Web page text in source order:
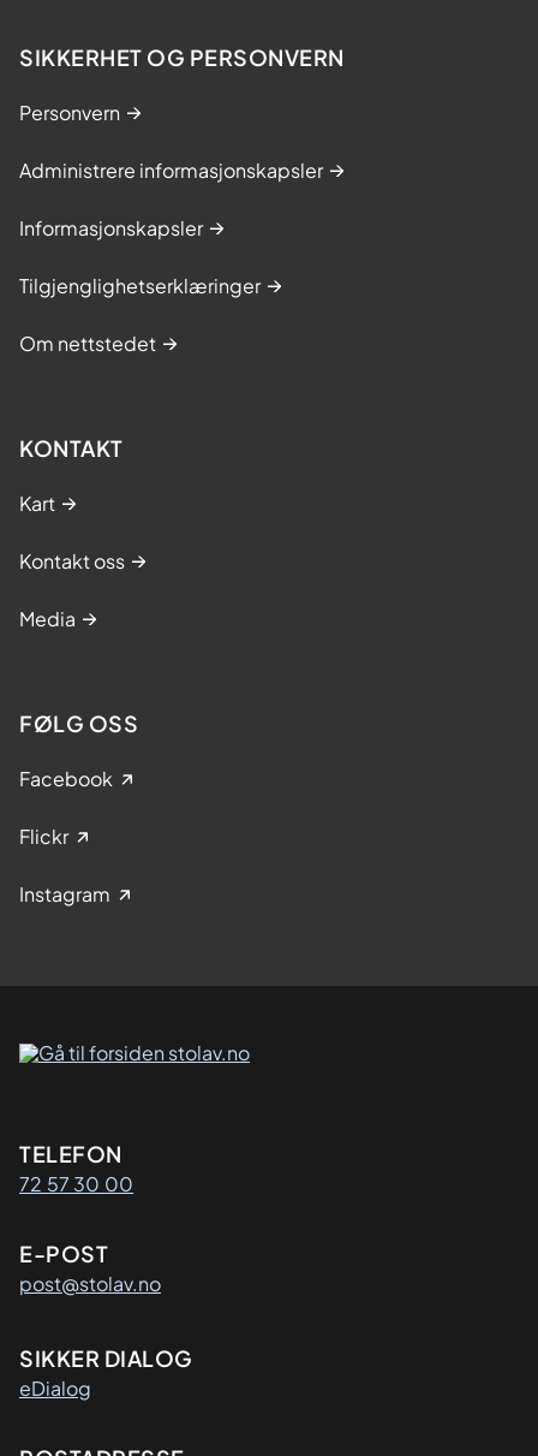
SIKKERHET OG PERSONVERN
Personvern
Administrere informasjonskapsler
Informasjonskapsler
Tilgjenglighetserklæringer
Om nettstedet
KONTAKT
Kart
Kontakt oss
Media
FØLG OSS
Facebook
Flickr
Instagram
Kontaktinformasjon
TELEFON
72 57 30 00
E-POST
post@stolav.no
SIKKER DIALOG
eDialog